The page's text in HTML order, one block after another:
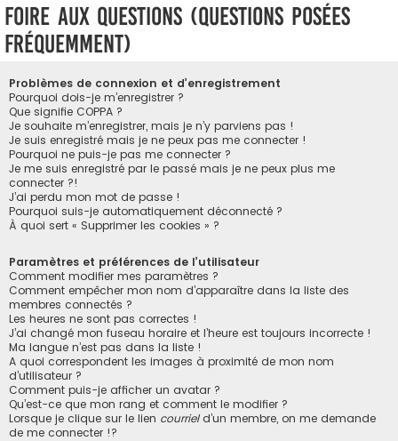
Foire aux questions (Questions posées
fréquemment)
Problèmes de connexion et d’enregistrement
Pourquoi dois-je m’enregistrer ?
Que signifie COPPA ?
Je souhaite m’enregistrer, mais je n’y parviens pas !
Je suis enregistré mais je ne peux pas me connecter !
Pourquoi ne puis-je pas me connecter ?
Je me suis enregistré par le passé mais je ne peux plus me
connecter ?!
J’ai perdu mon mot de passe !
Pourquoi suis-je automatiquement déconnecté ?
À quoi sert « Supprimer les cookies » ?
Paramètres et préférences de l’utilisateur
Comment modifier mes paramètres ?
Comment empêcher mon nom d’apparaître dans la liste des
membres connectés ?
Les heures ne sont pas correctes !
J’ai changé mon fuseau horaire et l’heure est toujours incorrecte !
Ma langue n’est pas dans la liste !
A quoi correspondent les images à proximité de mon nom
d’utilisateur ?
Comment puis-je afficher un avatar ?
Qu’est-ce que mon rang et comment le modifier ?
Lorsque je clique sur le lien courrield’un membre, on me demande
de me connecter !?